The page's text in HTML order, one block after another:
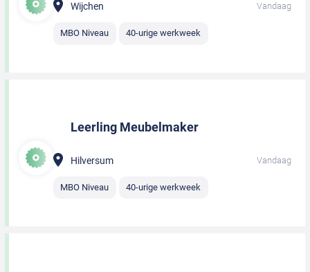
Wijchen Vandaag
MBO Niveau 40-urige werkweek
Leerling Meubelmaker
Hilversum Vandaag
MBO Niveau 40-urige werkweek